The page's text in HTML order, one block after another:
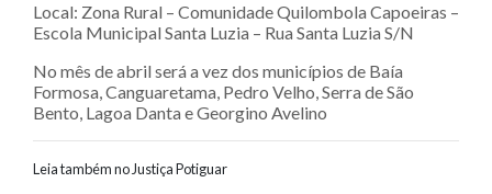
Local: Zona Rural – Comunidade Quilombola Capoeiras –
Escola Municipal Santa Luzia – Rua Santa Luzia S/N
No mês de abril será a vez dos municípios de Baía
Formosa, Canguaretama, Pedro Velho, Serra de São
Bento, Lagoa Danta e Georgino Avelino
Leia também no Justiça Potiguar